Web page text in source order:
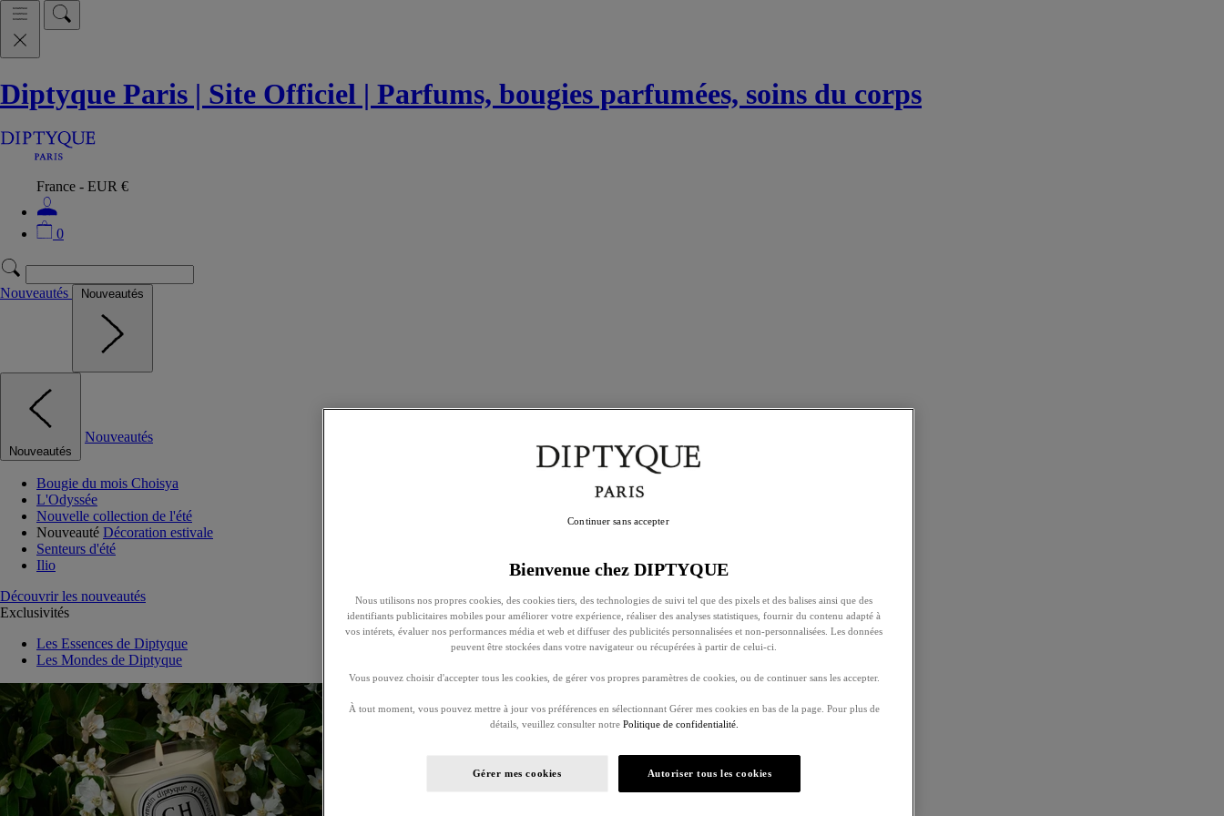
Diptyque Paris | Site Officiel | Parfums, bougies parfumées, soins du corps
France - EUR €
0
Nouveautés Nouveautés
Nouveautés
Nouveautés
Bougie du mois Choisya
L'Odyssée
Nouvelle collection de l'été
Nouveauté Décoration estivale
Senteurs d'été
Ilio
Découvrir les nouveautés
Exclusivités
Les Essences de Diptyque
Les Mondes de Diptyque
Bienvenue chez DIPTYQUE
Nous utilisons nos propres cookies, des cookies tiers, des technologies de suivi tel que des pixels et des balises ainsi que des
identifiants publicitaires mobiles pour améliorer votre expérience, réaliser des analyses statistiques, fournir du contenu adapté à
vos intérets, évaluer nos performances média et web et diffuser des publicités personnalisées et non-personnalisées. Les données
peuvent être stockées dans votre navigateur ou récupérées à partir de celui-ci.
Vous pouvez choisir d'accepter tous les cookies, de gérer vos propres paramètres de cookies, ou de continuer sans les accepter.
À tout moment, vous pouvez mettre à jour vos préférences en sélectionnant Gérer mes cookies en bas de la page. Pour plus de
détails, veuillez consulter notre Politique de confidentialité.
Gérer mes cookies Autoriser tous les cookies
Continuer sans accepter